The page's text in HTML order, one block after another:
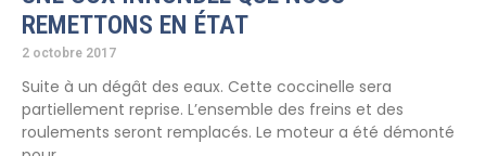
REMETTONS EN ÉTAT
2 octobre 2017
Suite à un dégât des eaux. Cette coccinelle sera
partiellement reprise. L’ensemble des freins et des
roulements seront remplacés. Le moteur a été démonté